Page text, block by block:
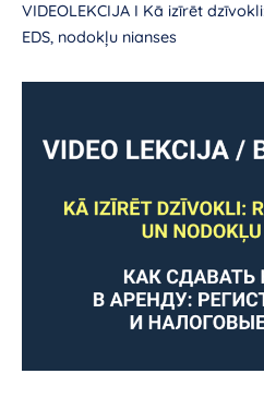
VIDEOLEKCIJA I Kā izīrēt
EDS, nodokļu nianses